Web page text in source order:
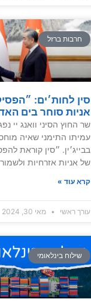
חרבות ברזל
סין לחות׳ים:
אניות סוחר בים
שר החוץ הסיני וואנג יי
עמיתו התימני שאיה
בבייג׳ין. ״סין קוראת
של אניות אזרחיות
קרא עוד »
עורך ראשי מאי 30, 2024
שילוח בינלאומי